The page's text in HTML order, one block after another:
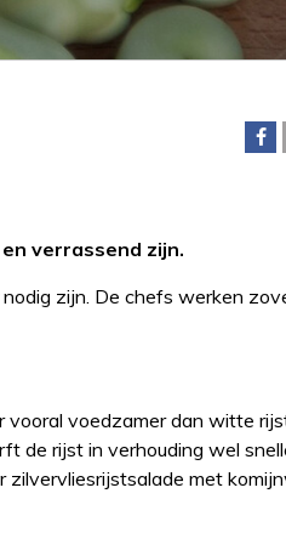
verrassend zijn.
zijn. De chefs werken
voedzamer dan witte
de rijst in verhouding wel
zilvervliesrijstsalade met